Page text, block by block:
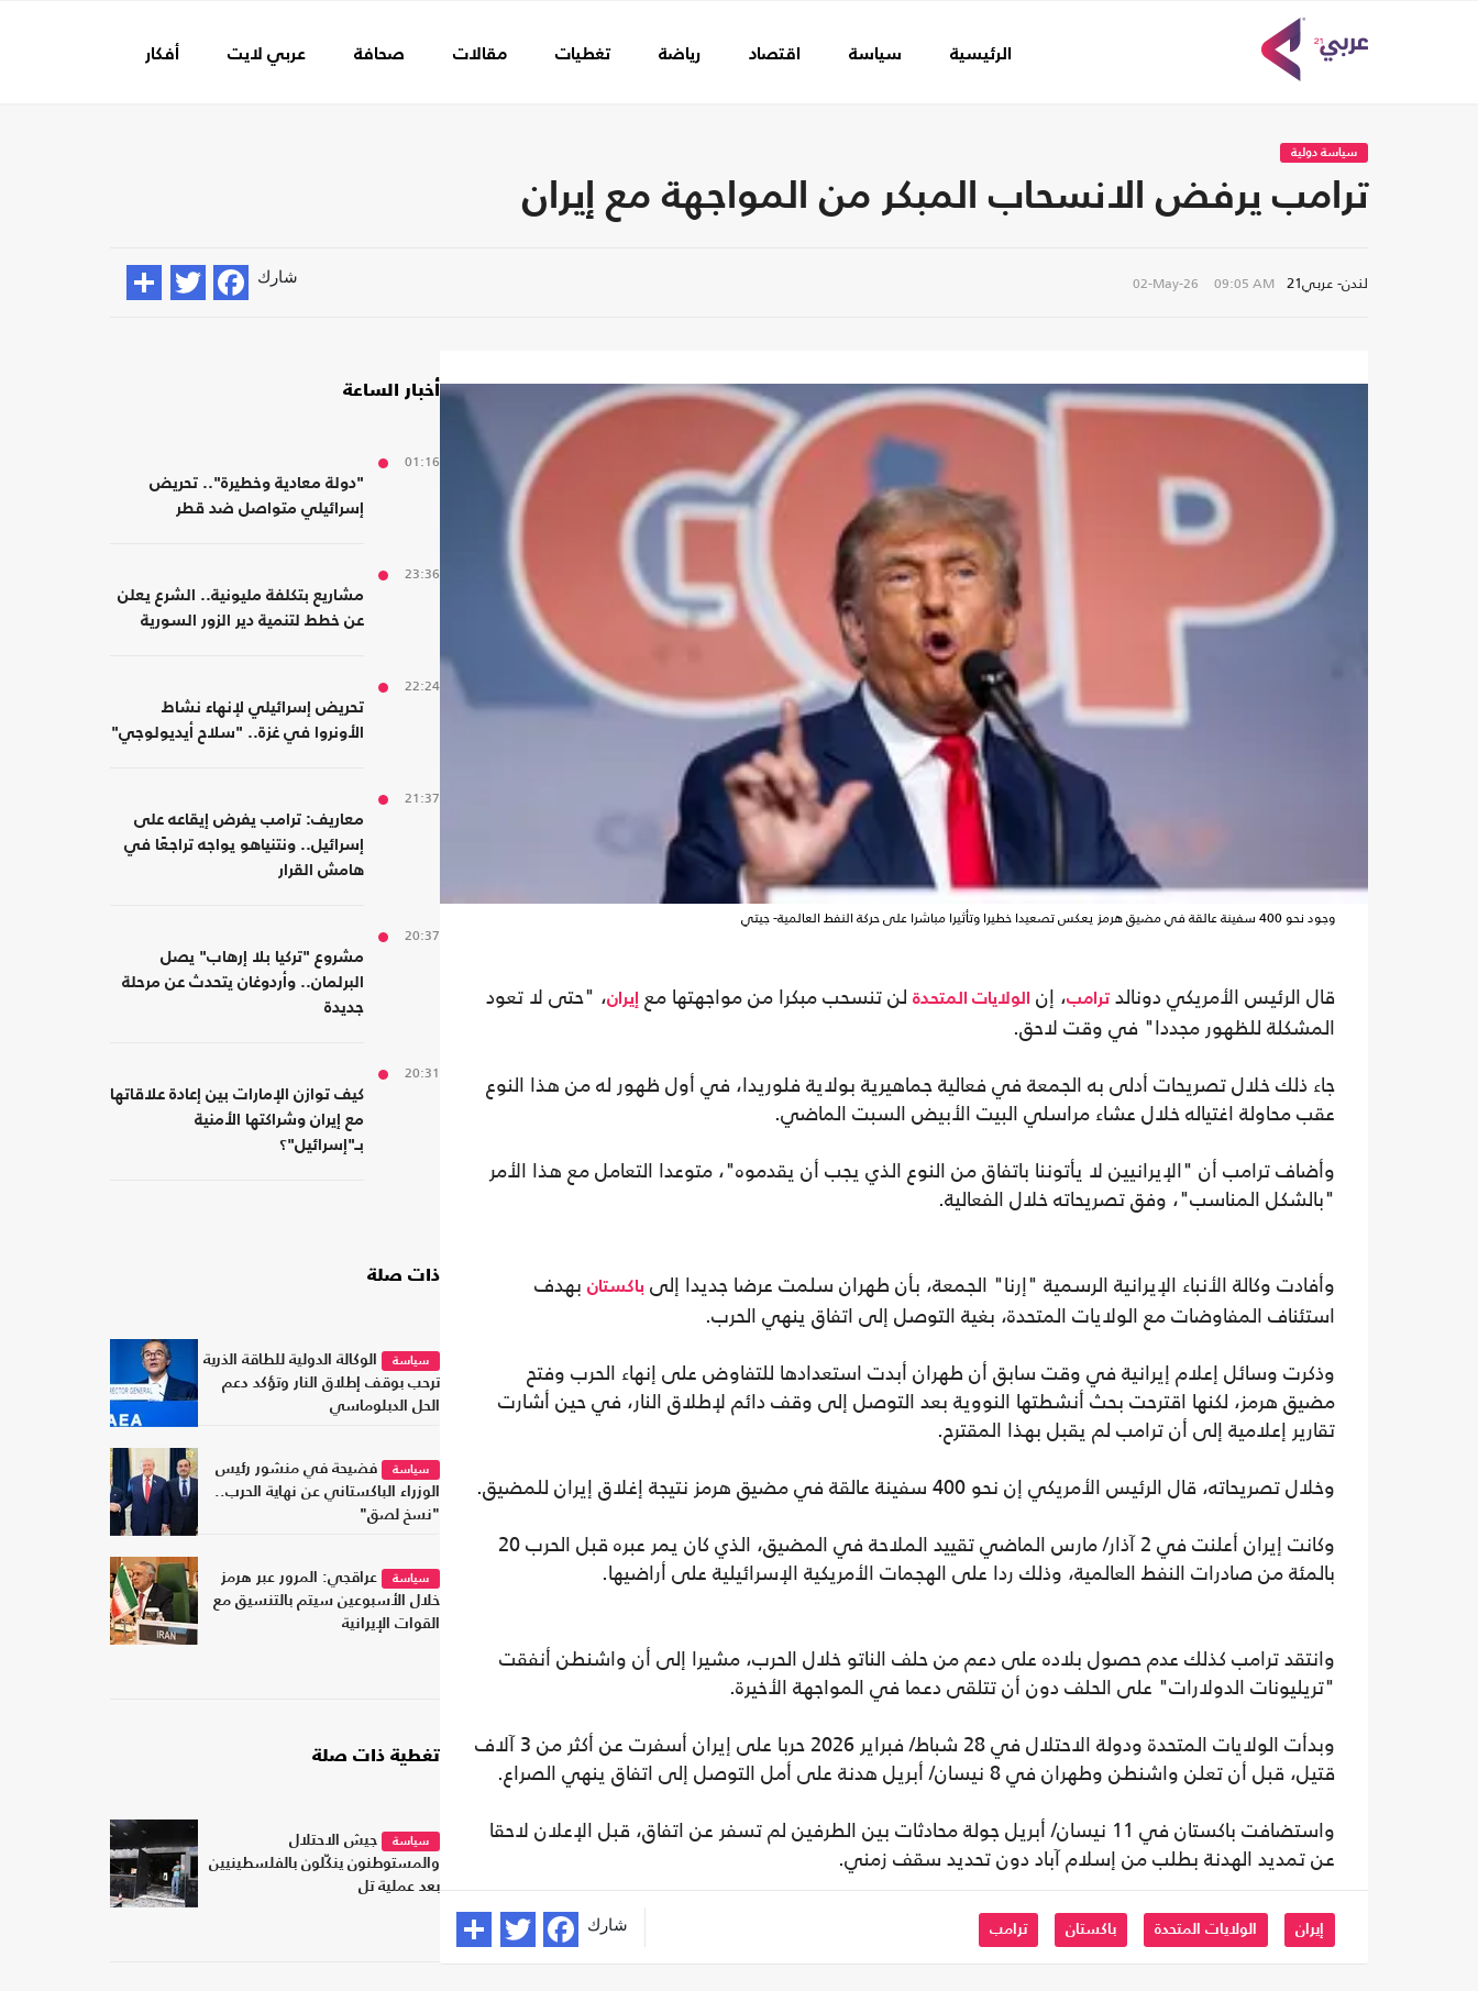
الرئيسية سياسة اقتصاد رياضة تغطيات مقالات صحافة عربي لايت أفكار
سياسة دولية
ترامب يرفض الانسحاب المبكر من المواجهة مع إيران
لندن- عربي21 02-May-26 09:05 AM شارك
وجود نحو 400 سفينة عالقة في مضيق هرمز يعكس تصعيدا خطيرا وتأثيرا مباشرا على حركة النفط العالمية- جيتي
قال الرئيس الأمريكي دونالدترامب، إن الولايات المتحدة لن تنسحب مبكرا من مواجهتها مع إيران، "حتى لا تعود
المشكلة للظهور مجددا" في وقت لاحق.
جاء ذلك خلال تصريحات أدلى به الجمعة في فعالية جماهيرية بولاية فلوريدا، في أول ظهور له من هذا النوع
عقب محاولة اغتياله خلال عشاء مراسلي البيت الأبيض السبت الماضي.
وأضاف ترامب أن "الإيرانيين لا يأتوننا باتفاق من النوع الذي يجب أن يقدموه"، متوعدا التعامل مع هذا الأمر
"بالشكل المناسب"، وفق تصريحاته خلال الفعالية.
وأفادت وكالة الأنباء الإيرانية الرسمية "إرنا" الجمعة، بأن طهران سلمت عرضا جديدا إلى باكستان بهدف
استئناف المفاوضات مع الولايات المتحدة، بغية التوصل إلى اتفاق ينهي الحرب.
وذكرت وسائل إعلام إيرانية في وقت سابق أن طهران أبدت استعدادها للتفاوض على إنهاء الحرب وفتح
مضيق هرمز، لكنها اقترحت بحث أنشطتها النووية بعد التوصل إلى وقف دائم لإطلاق النار، في حين أشارت
تقارير إعلامية إلى أن ترامب لم يقبل بهذا المقترح.
وخلال تصريحاته، قال الرئيس الأمريكي إن نحو 400 سفينة عالقة في مضيق هرمز نتيجة إغلاق إيران للمضيق.
وكانت إيران أعلنت في 2 آذار/ مارس الماضي تقييد الملاحة في المضيق، الذي كان يمر عبره قبل الحرب 20
بالمئة من صادرات النفط العالمية، وذلك ردا على الهجمات الأمريكية الإسرائيلية على أراضيها.
وانتقد ترامب كذلك عدم حصول بلاده على دعم من حلف الناتو خلال الحرب، مشيرا إلى أن واشنطن أنفقت
"تريليونات الدولارات" على الحلف دون أن تتلقى دعما في المواجهة الأخيرة.
وبدأت الولايات المتحدة ودولة الاحتلال في 28 شباط/ فبراير 2026 حربا على إيران أسفرت عن أكثر من 3 آلاف
قتيل، قبل أن تعلن واشنطن وطهران في 8 نيسان/ أبريل هدنة على أمل التوصل إلى اتفاق ينهي الصراع.
واستضافت باكستان في 11 نيسان/ أبريل جولة محادثات بين الطرفين لم تسفر عن اتفاق، قبل الإعلان لاحقا
عن تمديد الهدنة بطلب من إسلام آباد دون تحديد سقف زمني.
إيران الولايات المتحدة باكستان ترامب شارك
أخبار الساعة
01:16
"دولة معادية وخطيرة".. تحريض
إسرائيلي متواصل ضد قطر
23:36
مشاريع بتكلفة مليونية.. الشرع يعلن
عن خطط لتنمية دير الزور السورية
22:24
تحريض إسرائيلي لإنهاء نشاط
الأونروا في غزة.. "سلاح أيديولوجي"
21:37
معاريف: ترامب يفرض إيقاعه على
إسرائيل.. ونتنياهو يواجه تراجعًا في
هامش القرار
20:37
مشروع "تركيا بلا إرهاب" يصل
البرلمان.. وأردوغان يتحدث عن مرحلة
جديدة
20:31
كيف توازن الإمارات بين إعادة علاقاتها
مع إيران وشراكتها الأمنية
بـ"إسرائيل"؟
ذات صلة
سياسة
الوكالة الدولية للطاقة الذرية
ترحب بوقف إطلاق النار وتؤكد دعم
الحل الدبلوماسي
سياسة
فضيحة في منشور رئيس
الوزراء الباكستاني عن نهاية الحرب..
"نسخ لصق"
سياسة
عراقجي: المرور عبر هرمز
خلال الأسبوعين سيتم بالتنسيق مع
القوات الإيرانية
تغطية ذات صلة
سياسة
جيش الاحتلال
والمستوطنون ينكّلون بالفلسطينيين
بعد عملية تل